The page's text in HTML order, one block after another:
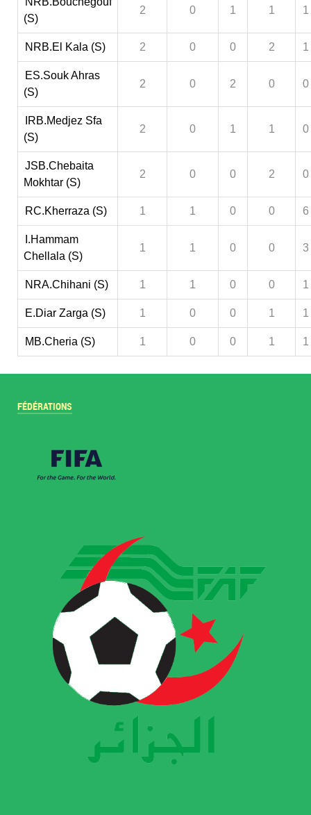
(S)
2 0 1 1 1
NRB.El Kala (S) 2 0 0 2 1
ES.Souk Ahras
(S)
2 0 2 0 0
IRB.Medjez Sfa
(S)
2 0 1 1 0
JSB.Chebaita
Mokhtar (S)
2 0 0 2 0
RC.Kherraza (S) 1 1 0 0 6
I.Hammam
Chellala (S)
1 1 0 0 3
NRA.Chihani (S) 1 1 0 0 1
E.Diar Zarga (S) 1 0 0 1 1
MB.Cheria (S) 1 0 0 1 1
FÉDÉRATIONS